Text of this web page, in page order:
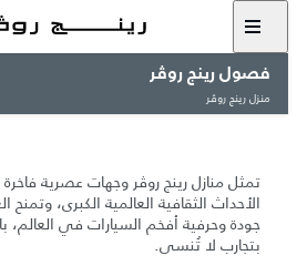
فصول رينج روڤر
منزل رينج روڤر
تمثل منازل رينج روڤر وجهات عصرية
الأحداث الثقافية العالمية الكبرى،
جودة وحرفية أفخم السيارات في العالم،
بتجارب لا تُنسى.